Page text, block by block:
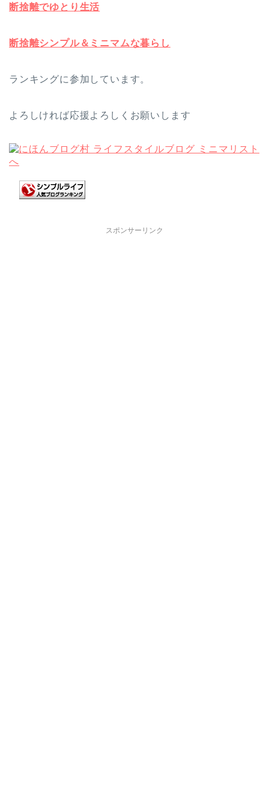
断捨離でゆとり生活
断捨離シンプル＆ミニマムな暮らし
ランキングに参加しています。
よろしければ応援よろしくお願いします
スポンサーリンク